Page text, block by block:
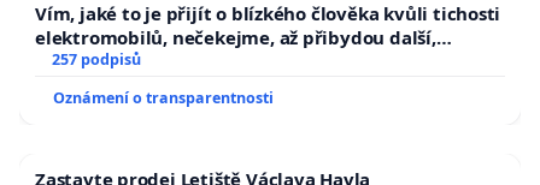
Vím, jaké to je přijít o blízkého člověka kvůli tichosti
elektromobilů, nečekejme, až přibydou další,
zaveďme slyšitelná auta!
257 podpisů
Oznámení o transparentnosti
Zastavte prodej Letiště Václava Havla